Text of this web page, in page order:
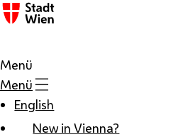
Zum Inhalt
Menü
Menü
English
New in Vienna?